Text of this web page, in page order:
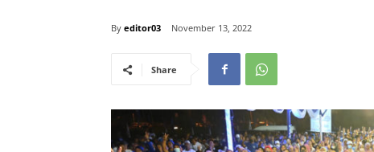
By editor03 November 13, 2022
Share